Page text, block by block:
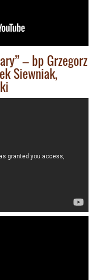
– bp Grzegorz
Siewniak,